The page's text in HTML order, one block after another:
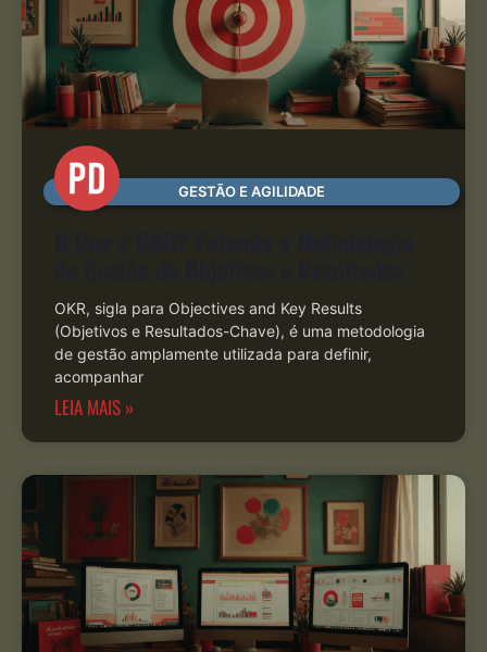
GESTÃO E AGILIDADE
OKR, sigla para Objectives and Key Results
(Objetivos e Resultados-Chave), é uma metodologia
de gestão amplamente utilizada para definir,
acompanhar
LEIA MAIS »